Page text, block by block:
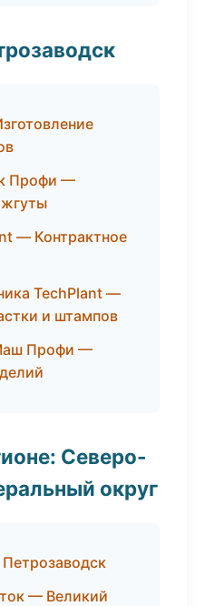
Профи —
— Контрактное
TechPlant —
и штампов
Профи —
Северо-
округ
— Великий